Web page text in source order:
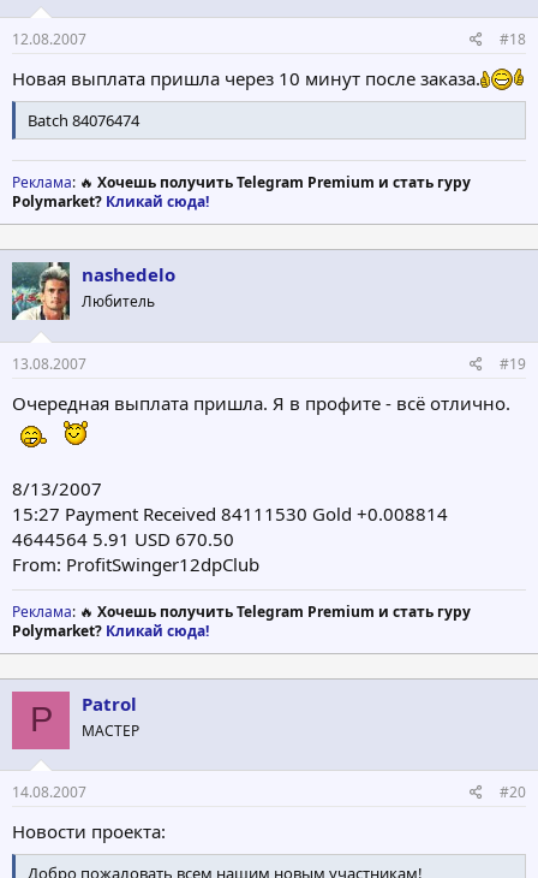
12.08.2007 #18
Новая выплата пришла через 10 минут после заказа.
Batch 84076474
Реклама: 🔥 Хочешь получить Telegram Premium и стать гуру
Polymarket? Кликай сюда!
nashedelo
Любитель
13.08.2007 #19
Очередная выплата пришла. Я в профите - всё отлично.
8/13/2007
15:27 Payment Received 84111530 Gold +0.008814
4644564 5.91 USD 670.50
From: ProfitSwinger12dpClub
Реклама: 🔥 Хочешь получить Telegram Premium и стать гуру
Polymarket? Кликай сюда!
P Patrol
МАСТЕР
14.08.2007 #20
Новости проекта:
Добро пожаловать всем нашим новым участникам!